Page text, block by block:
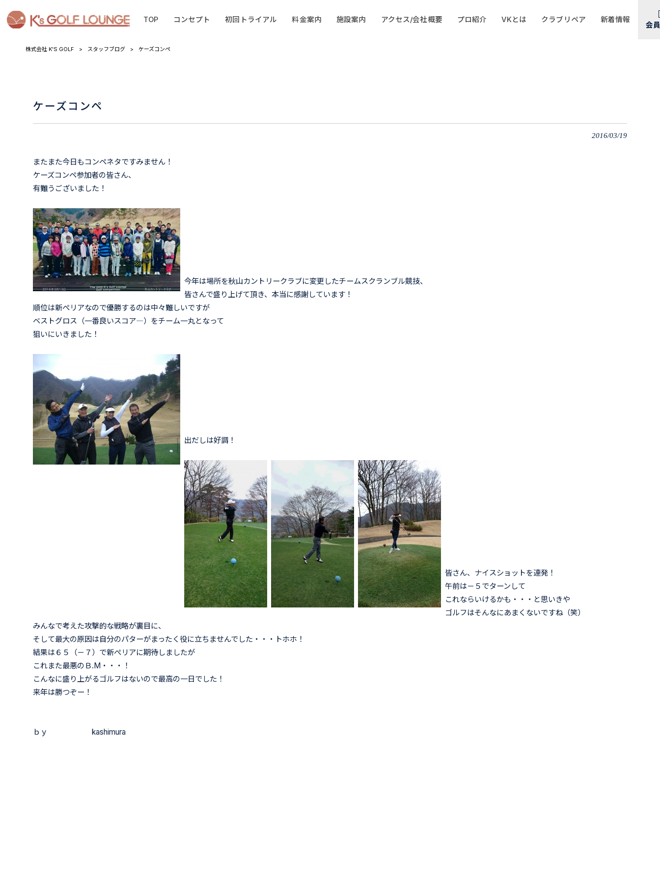
TOP コンセプト 初回トライアル 料金案内 施設案内 アクセス/会社概要 プロ紹介 VKとは クラブリペア 新着情報
会
株式会社 K'S GOLF > スタッフブログ > ケーズコンペ
ケーズコンペ
2016/03/19
またまた今日もコンペネタですみません！
ケーズコンペ参加者の皆さん、
有難うございました！
今年は場所を秋山カントリークラブに変更したチームスクランブル競技、
皆さんで盛り上げて頂き、本当に感謝しています！
順位は新ぺリアなので優勝するのは中々難しいですが
ベストグロス（一番良いスコア―）をチーム一丸となって
狙いにいきました！
出だしは好調！
皆さん、ナイスショットを連発！
午前は－５でターンして
これならいけるかも・・・と思いきや
ゴルフはそんなにあまくないですね（笑）
みんなで考えた攻撃的な戦略が裏目に、
そして最大の原因は自分のパターがまったく役に立ちませんでした・・・トホホ！
結果は６５（－７）で新ぺリアに期待しましたが
これまた最悪のＢ.M・・・！
こんなに盛り上がるゴルフはないので最高の一日でした！
来年は勝つぞー！
ｂｙ kashimura